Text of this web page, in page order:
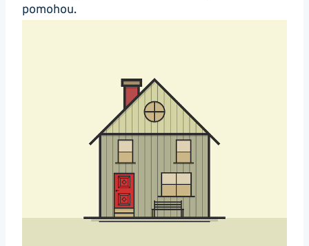
pomohou.